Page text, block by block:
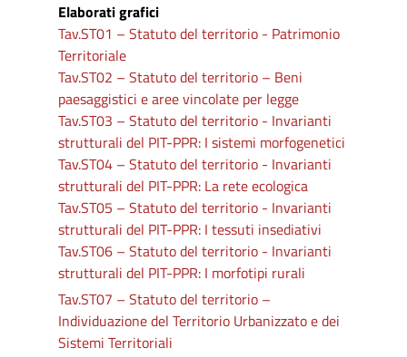
Elaborati grafici
Tav.ST01 – Statuto del territorio - Patrimonio
Territoriale
Tav.ST02 – Statuto del territorio – Beni
paesaggistici e aree vincolate per legge
Tav.ST03 – Statuto del territorio - Invarianti
strutturali del PIT-PPR: I sistemi morfogenetici
Tav.ST04 – Statuto del territorio - Invarianti
strutturali del PIT-PPR: La rete ecologica
Tav.ST05 – Statuto del territorio - Invarianti
strutturali del PIT-PPR: I tessuti insediativi
Tav.ST06 – Statuto del territorio - Invarianti
strutturali del PIT-PPR: I morfotipi rurali
Tav.ST07 – Statuto del territorio –
Individuazione del Territorio Urbanizzato e dei
Sistemi Territoriali